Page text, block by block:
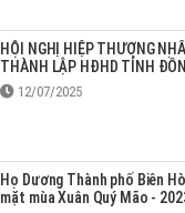
HỘI NGHỊ HIỆP THƯƠNG
THÀNH LẬP HĐHD TỈNH
12/07/2025
Họ Dương Thành phố Biên
mặt mùa Xuân Quý Mão -